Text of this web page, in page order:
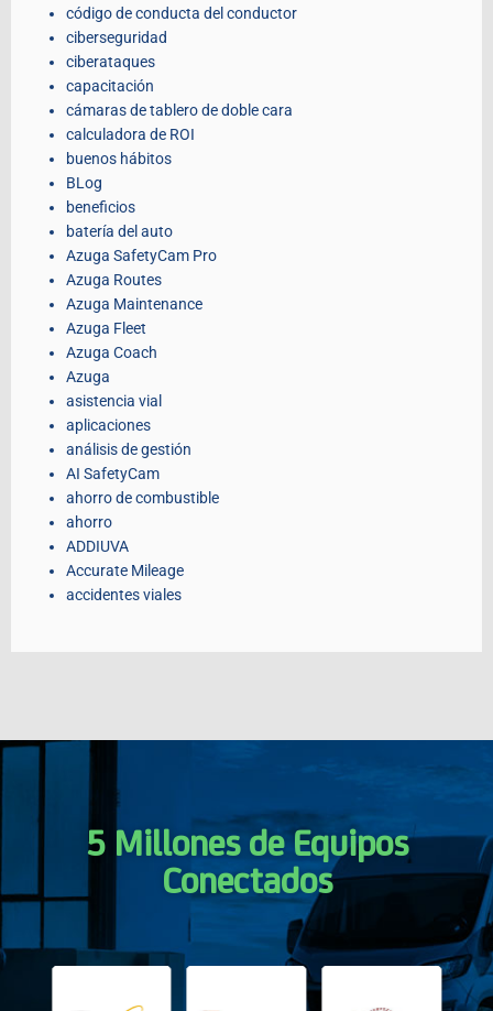
código de conducta del conductor
ciberseguridad
ciberataques
capacitación
cámaras de tablero de doble cara
calculadora de ROI
buenos hábitos
BLog
beneficios
batería del auto
Azuga SafetyCam Pro
Azuga Routes
Azuga Maintenance
Azuga Fleet
Azuga Coach
Azuga
asistencia vial
aplicaciones
análisis de gestión
AI SafetyCam
ahorro de combustible
ahorro
ADDIUVA
Accurate Mileage
accidentes viales
5 Millones de Equipos
Conectados